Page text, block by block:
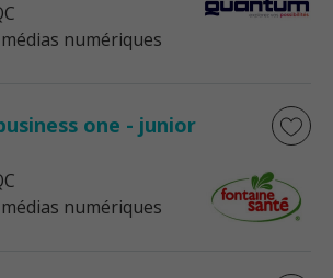
numériques
one - junior
numériques